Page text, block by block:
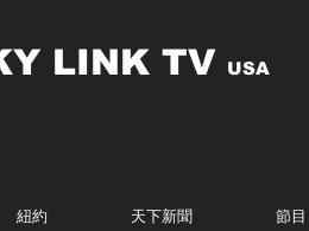
LINK TV USA
紐約 天下新聞 節目